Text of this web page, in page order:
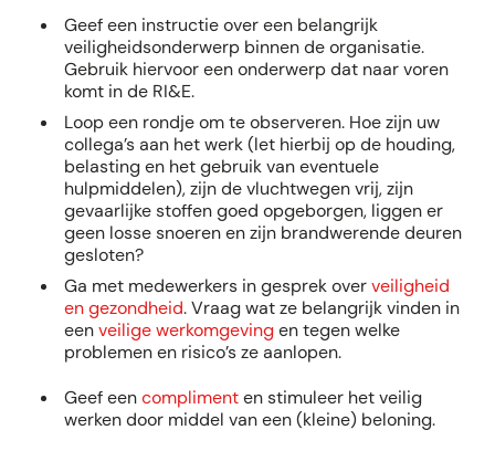
Geef een instructie over een belangrijk
veiligheidsonderwerp binnen de organisatie.
Gebruik hiervoor een onderwerp dat naar voren
komt in de RI&E.
Loop een rondje om te observeren. Hoe zijn uw
collega’s aan het werk (let hierbij op de houding,
belasting en het gebruik van eventuele
hulpmiddelen), zijn de vluchtwegen vrij, zijn
gevaarlijke stoffen goed opgeborgen, liggen er
geen losse snoeren en zijn brandwerende deuren
gesloten?
Ga met medewerkers in gesprek overveiligheid
en gezondheid. Vraag wat ze belangrijk vinden in
eenveilige werkomgevingen tegen welke
problemen en risico’s ze aanlopen.
Geef eencomplimenten stimuleer het veilig
werken door middel van een (kleine) beloning.